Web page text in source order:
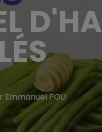
Emmanuel POLI